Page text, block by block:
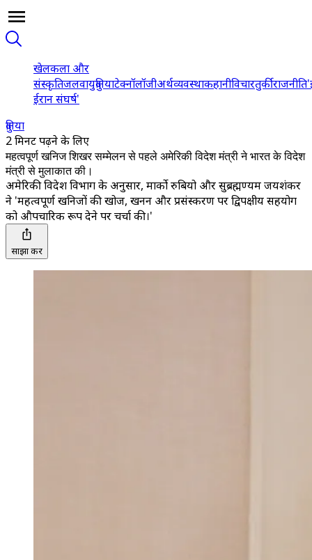
खेलकला और
संस्कृतिजलवायुदुनियाटेक्नॉलॉजीअर्थव्यवस्थाकहानीविचारतुर्कीराजनीति
ईरान संघर्ष'
दुनिया
2 मिनट पढ़ने के लिए
महत्वपूर्ण खनिज शिखर सम्मेलन से पहले अमेरिकी विदेश मंत्री ने भारत के विदेश
मंत्री से मुलाकात की।
अमेरिकी विदेश विभाग के अनुसार, मार्को रुबियो और सुब्रह्मण्यम जयशंकर
ने 'महत्वपूर्ण खनिजों की खोज, खनन और प्रसंस्करण पर द्विपक्षीय सहयोग
को औपचारिक रूप देने पर चर्चा की।'
साझा करें